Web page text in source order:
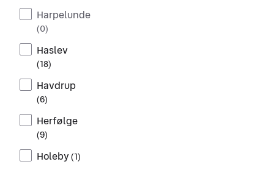
Harpelunde
(0)
Haslev
(18)
Havdrup
(6)
Herfølge
(9)
Holeby(1)